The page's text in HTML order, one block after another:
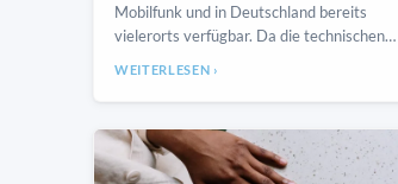
Mobilfunk und in Deutschland bereits
vielerorts verfügbar. Da die technischen
WEITERLESEN ›